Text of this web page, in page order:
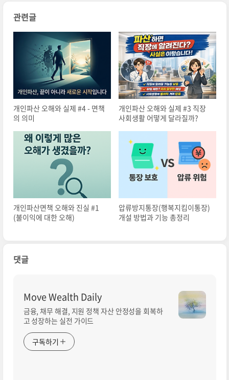
관련글
개인파산 오해와 실제 #4 - 면책
의 의미
개인파산 오해와 실제 #3 직장
사회생활 어떻게 달라질까?
개인파산면책 오해와 진실 #1
(불이익에 대한 오해)
압류방지통장(행복지킴이통장)
개설 방법과 기능 총정리
댓글
Move Wealth Daily
금융, 채무 해결, 지원 정책 자산 안정성을 회복하
고 성장하는 실전 가이드
구독하기